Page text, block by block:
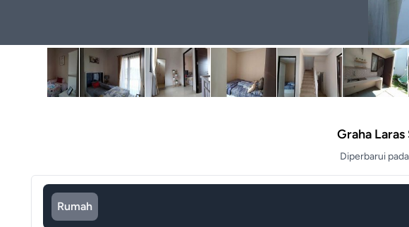
Graha
Diperbarui
Rumah